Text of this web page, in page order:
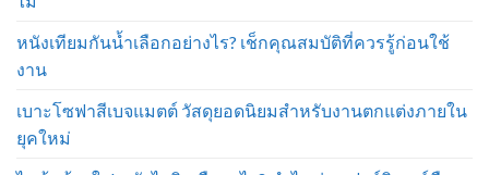
หนังเทียมกันน้ำเลือกอย่างไร? เช็กคุณสมบัติที่ควรรู้ก่อนใช้
งาน
เบาะโซฟาสีเบจแมตต์ วัสดุยอดนิยมสำหรับงานตกแต่งภายใน
ยุคใหม่